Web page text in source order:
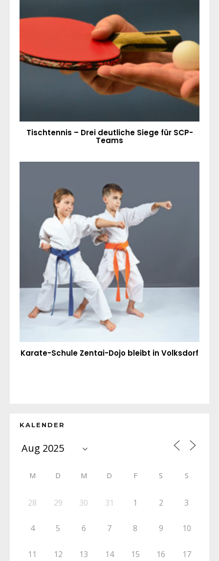
Tischtennis – Drei deutliche Siege für SCP-
Teams
Karate-Schule Zentai-Dojo bleibt in Volksdorf
KALENDER
M D M D F S S
28 29 30 31 1 2 3
4 5 6 7 8 9 10
11 12 13 14 15 16 17